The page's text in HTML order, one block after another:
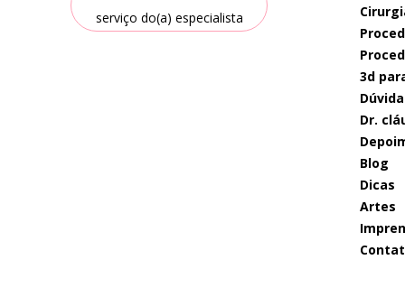
3d
dr.
blog
dicas
artes